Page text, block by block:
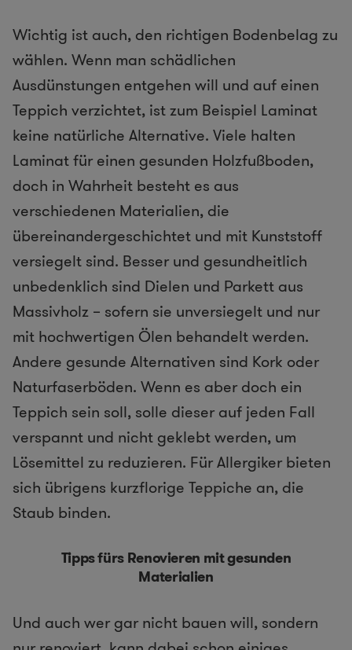
Wichtig ist auch, den richtigen Bodenbelag zu
wählen. Wenn man schädlichen
Ausdünstungen entgehen will und auf einen
Teppich verzichtet, ist zum Beispiel Laminat
keine natürliche Alternative. Viele halten
Laminat für einen gesunden Holzfußboden,
doch in Wahrheit besteht es aus
verschiedenen Materialien, die
übereinandergeschichtet und mit Kunststoff
versiegelt sind. Besser und gesundheitlich
unbedenklich sind Dielen und Parkett aus
Massivholz – sofern sie unversiegelt und nur
mit hochwertigen Ölen behandelt werden.
Andere gesunde Alternativen sind Kork oder
Naturfaserböden. Wenn es aber doch ein
Teppich sein soll, solle dieser auf jeden Fall
verspannt und nicht geklebt werden, um
Lösemittel zu reduzieren. Für Allergiker bieten
sich übrigens kurzflorige Teppiche an, die
Staub binden.
Tipps fürs Renovieren mit gesunden
Materialien
Und auch wer gar nicht bauen will, sondern